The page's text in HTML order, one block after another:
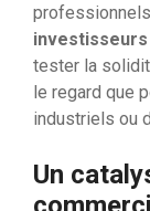
investisseurs
tester la
le regard que
industriels ou
Un